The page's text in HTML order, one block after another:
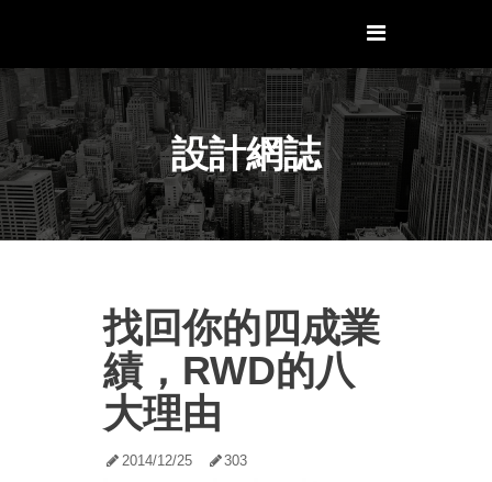
設計網誌
找回你的四成業
績，RWD的八
大理由
2014/12/25 303